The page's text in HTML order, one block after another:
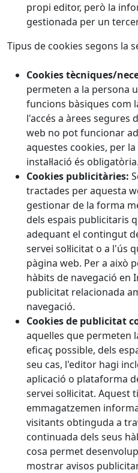
propi editor, però la
gestionada per un
Tipus de cookies segons la
Cookies tècniques/
permeten a la persona
funcions bàsiques com
l'accés a àrees segures
web no pot funcionar
aquestes cookies, per la
instal·lació és obligatòria.
Cookies publicitàries:
tractades per aquesta
gestionar de la forma
dels espais publicitaris
adequant el contingut
servei sol·licitat o a l'ús
pàgina web. Per a això
hàbits de navegació en
publicitat relacionada
navegació.
Cookies de publicitat
aquelles que permeten
eficaç possible, dels
seu cas, l'editor hagi
aplicació o plataforma
servei sol·licitat. Aquest
emmagatzemen
visitants obtinguda a
continuada dels seus
cosa permet
mostrar avisos